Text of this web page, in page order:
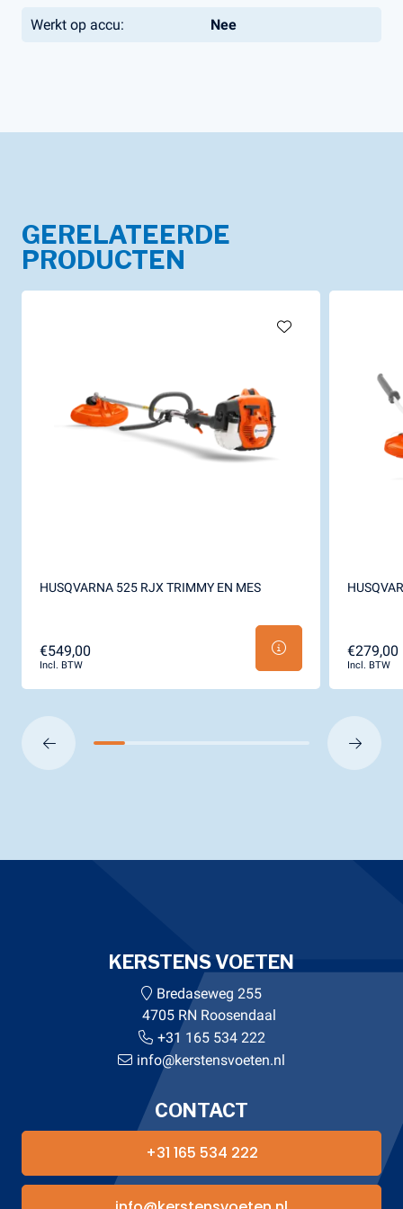
Werkt op accu: Nee
GERELATEERDE
PRODUCTEN
HUSQVARNA 525 RJX TRIMMY EN MES
€549,00
Incl. BTW
€279,00
Incl. BTW
KERSTENS VOETEN
Bredaseweg 255
4705 RN Roosendaal
+31 165 534 222
info@kerstensvoeten.nl
CONTACT
+31 165 534 222